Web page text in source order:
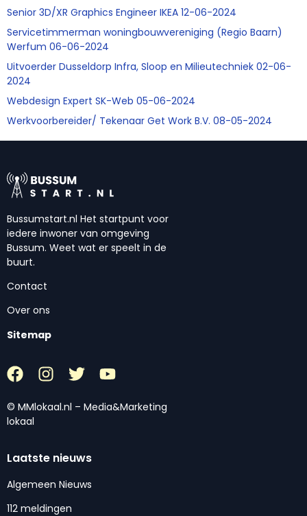
Senior 3D/XR Graphics Engineer IKEA 12-06-2024
Servicetimmerman woningbouwvereniging (Regio Baarn)
Werfum 06-06-2024
Uitvoerder Dusseldorp Infra, Sloop en Milieutechniek 02-06-
2024
Webdesign Expert SK-Web 05-06-2024
Werkvoorbereider/ Tekenaar Get Work B.V. 08-05-2024
Bussumstart.nl Het startpunt voor
iedere inwoner van omgeving
Bussum. Weet wat er speelt in de
buurt.
Contact
Over ons
Sitemap
© MMlokaal.nl – Media&Marketing
lokaal
Laatste nieuws
Algemeen Nieuws
112 meldingen